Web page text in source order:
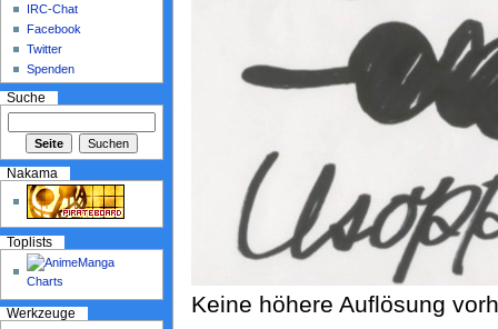
Keine höhere Auflösung
IRC-Chat
Facebook
Twitter
Spenden
Suche
Nakama
Toplists
Werkzeuge